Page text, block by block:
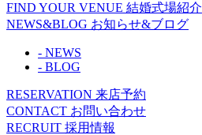
FIND YOUR VENUE 結婚式場紹介
NEWS&BLOG お知らせ&ブログ
- NEWS
- BLOG
RESERVATION 来店予約
CONTACT お問い合わせ
RECRUIT 採用情報